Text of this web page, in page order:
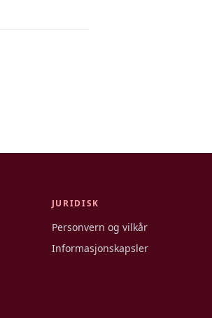
JURIDISK
Personvern og vilkår
Informasjonskapsler